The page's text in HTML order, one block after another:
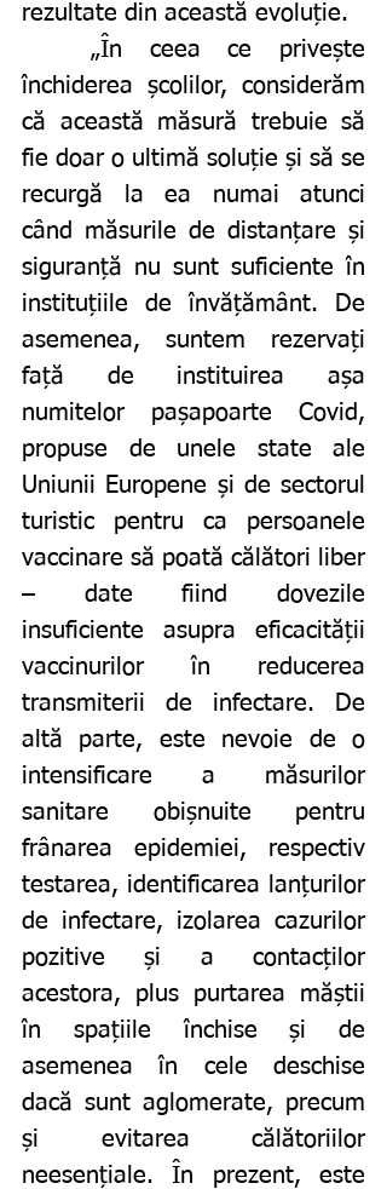
rezultate din această evoluție.
închiderea școlilor, considerăm
că această măsură trebuie să
fie doar o ultimă soluție și să se
recurgă la ea numai atunci
când măsurile de distanțare și
siguranță nu sunt suficiente în
instituțiile de învățământ. De
asemenea, suntem rezervați
față de instituirea așa
numitelor pașapoarte Covid,
propuse de unele state ale
Uniunii Europene și de sectorul
turistic pentru ca persoanele
vaccinare să poată călători liber
– date fiind dovezile
insuficiente asupra eficacității
vaccinurilor în reducerea
transmiterii de infectare. De
altă parte, este nevoie de o
intensificare a măsurilor
sanitare obișnuite pentru
frânarea epidemiei, respectiv
testarea, identificarea lanțurilor
de infectare, izolarea cazurilor
pozitive și a contacților
acestora, plus purtarea măștii
în spațiile închise și de
asemenea în cele deschise
dacă sunt aglomerate, precum
și evitarea călătoriilor
neesențiale. În prezent, este